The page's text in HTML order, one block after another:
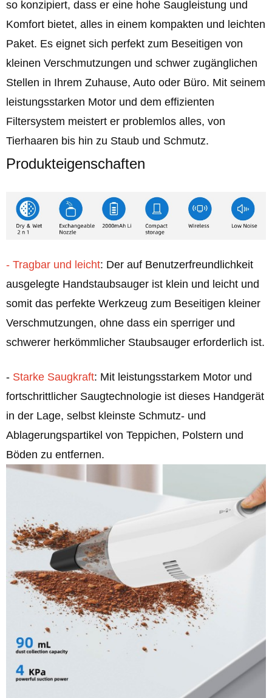
so konzipiert, dass er eine hohe Saugleistung und
Komfort bietet, alles in einem kompakten und leichten
Paket. Es eignet sich perfekt zum Beseitigen von
kleinen Verschmutzungen und schwer zugänglichen
Stellen in Ihrem Zuhause, Auto oder Büro. Mit seinem
leistungsstarken Motor und dem effizienten
Filtersystem meistert er problemlos alles, von
Tierhaaren bis hin zu Staub und Schmutz.
Produkteigenschaften
- Tragbar und leicht: Der auf Benutzerfreundlichkeit
ausgelegte Handstaubsauger ist klein und leicht und
somit das perfekte Werkzeug zum Beseitigen kleiner
Verschmutzungen, ohne dass ein sperriger und
schwerer herkömmlicher Staubsauger erforderlich ist.
- Starke Saugkraft: Mit leistungsstarkem Motor und
fortschrittlicher Saugtechnologie ist dieses Handgerät
in der Lage, selbst kleinste Schmutz- und
Ablagerungspartikel von Teppichen, Polstern und
Böden zu entfernen.